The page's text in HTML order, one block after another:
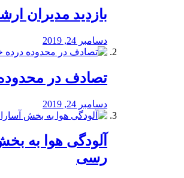
بازدید مدیران
دسامبر 24, 2019
تصادف در
دسامبر 24, 2019
آلودگی هوا به
رسی